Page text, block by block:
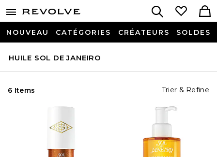
NOUVEAU CATÉGORIES CRÉATEURS SOLDES
HUILE SOL DE JANEIRO
6 Items Trier & Refine